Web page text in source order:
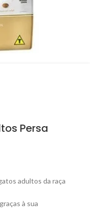
Persa
adultos da raça
à sua